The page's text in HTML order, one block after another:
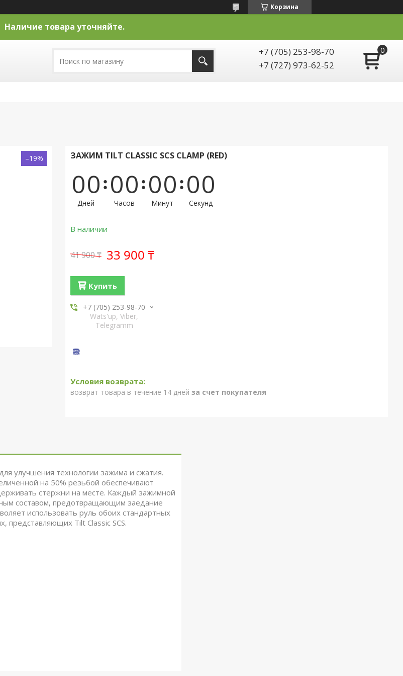
Корзина
Наличие товара уточняйте.
+7 (705) 253-98-70
+7 (727) 973-62-52
–19% ЗАЖИМ TILT CLASSIC SCS CLAMP (RED)
00
Дней
00
Часов
00
Минут
00
Секунд
В наличии
41 900 ₸ 33 900 ₸
Купить
+7 (705) 253-98-70
Wats'up, Viber,
Telegramm
возврат товара в течение 14 дней за счет покупателя
улучшения технологии зажима и сжатия.
на 50% резьбой обеспечивают
стержни на месте. Каждый зажимной
составом, предотвращающим заедание
использовать руль обоих стандартных
представляющих Tilt Classic SCS.